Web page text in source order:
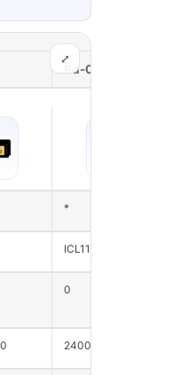
⤢
Rd-03L_V2
*
ICL1112
0
24000~24250